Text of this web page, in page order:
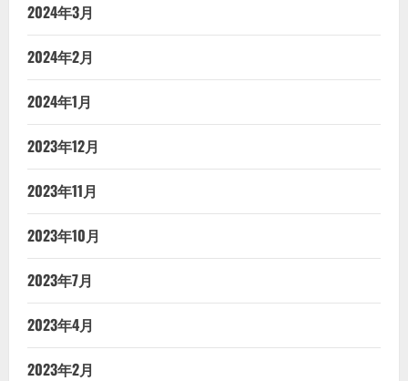
2024年3月
2024年2月
2024年1月
2023年12月
2023年11月
2023年10月
2023年7月
2023年4月
2023年2月